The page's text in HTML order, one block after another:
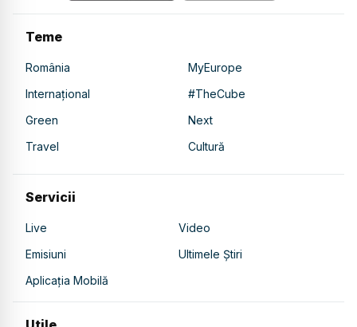
Teme
România
MyEurope
Internațional
#TheCube
Green
Next
Travel
Cultură
Servicii
Live
Video
Emisiuni
Ultimele Știri
Aplicația Mobilă